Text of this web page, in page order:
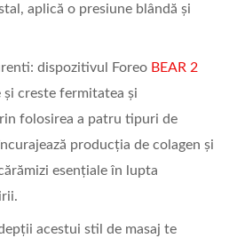
aplică o presiune blândă și
dispozitivul Foreo BEAR 2
creste fermitatea și
folosirea a patru tipuri de
producția de colagen și
esențiale în lupta
acestui stil de masaj te